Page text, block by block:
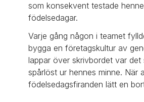
som konsekvent testade
födelsedagar.
Varje gång någon i teamet
bygga en företagskultur av
lappar över skrivbordet var
spårlöst ur hennes minne. När
födelsedagsfiranden lätt en